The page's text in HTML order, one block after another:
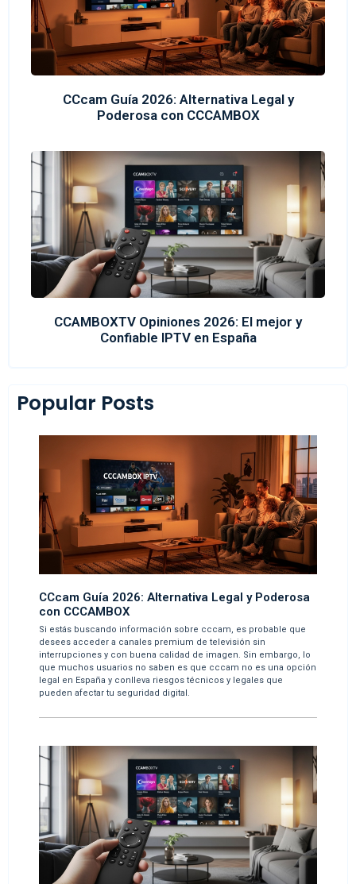
CCcam Guía 2026: Alternativa Legal y
Poderosa con CCCAMBOX
CCAMBOXTV Opiniones 2026: El mejor y
Confiable IPTV en España
Popular Posts
CCcam Guía 2026: Alternativa Legal y Poderosa
con CCCAMBOX
Si estás buscando información sobre cccam, es probable que
desees acceder a canales premium de televisión sin
interrupciones y con buena calidad de imagen. Sin embargo, lo
que muchos usuarios no saben es que cccam no es una opción
legal en España y conlleva riesgos técnicos y legales que
pueden afectar tu seguridad digital.